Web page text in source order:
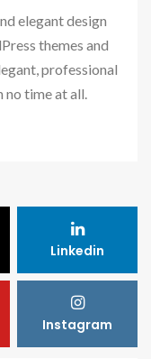
elegant design
themes and
professional
time at all.
Linkedin
Instagram